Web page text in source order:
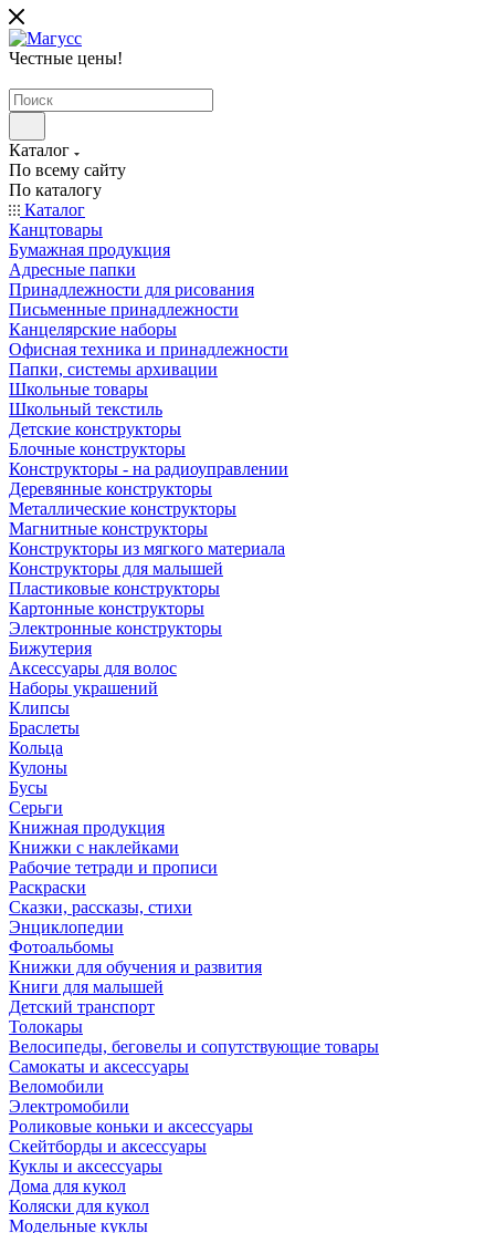
Честные цены!
Каталог
По всему сайту
По каталогу
Каталог
Канцтовары
Бумажная продукция
Адресные папки
Принадлежности для рисования
Письменные принадлежности
Канцелярские наборы
Офисная техника и принадлежности
Папки, системы архивации
Школьные товары
Школьный текстиль
Детские конструкторы
Блочные конструкторы
Конструкторы - на радиоуправлении
Деревянные конструкторы
Металлические конструкторы
Магнитные конструкторы
Конструкторы из мягкого материала
Конструкторы для малышей
Пластиковые конструкторы
Картонные конструкторы
Электронные конструкторы
Бижутерия
Аксессуары для волос
Наборы украшений
Клипсы
Браслеты
Кольца
Кулоны
Бусы
Серьги
Книжная продукция
Книжки с наклейками
Рабочие тетради и прописи
Раскраски
Сказки, рассказы, стихи
Энциклопедии
Фотоальбомы
Книжки для обучения и развития
Книги для малышей
Детский транспорт
Толокары
Велосипеды, беговелы и сопутствующие товары
Самокаты и аксессуары
Веломобили
Электромобили
Роликовые коньки и аксессуары
Скейтборды и аксессуары
Куклы и аксессуары
Дома для кукол
Коляски для кукол
Модельные куклы